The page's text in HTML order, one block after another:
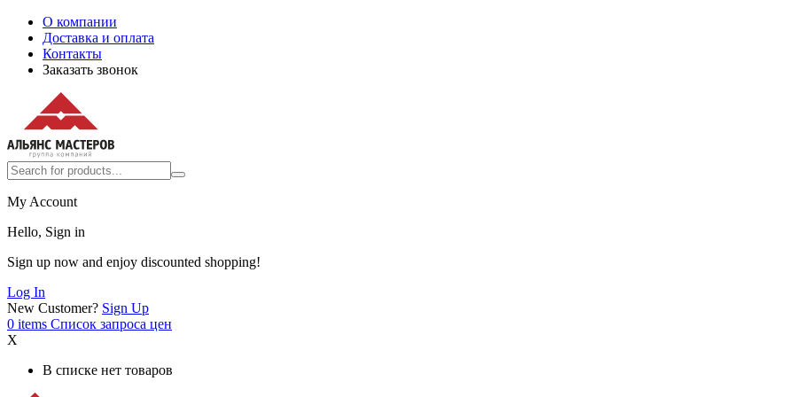
О компании
Доставка и оплата
Контакты
Заказать звонок
My Account
Hello, Sign in
Sign up now and enjoy discounted shopping!
Log In
New Customer? Sign Up
0 items Список запроса цен
X
В списке нет товаров